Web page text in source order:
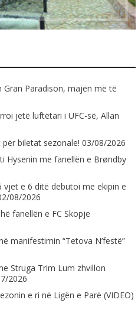
Gran Paradison, majën më të
jetë luftëtari i UFC-së, Allan
biletat sezonale! 03/08/2026
Hysenin me fanellën e Brøndby
e 6 ditë debutoi me ekipin e
08/2026
fanellën e FC Skopje
manifestimin “Tetova N’festë”
Struga Trim Lum zhvillon
2026
e ri në Ligën e Parë (VIDEO)